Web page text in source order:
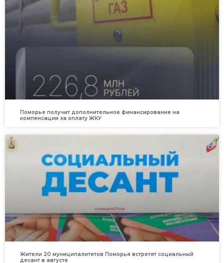
Поморье получит дополнительное финансирование на
компенсации за оплату ЖКУ
Жители 20 муниципалитетов Поморья встретят социальный
десант в августе